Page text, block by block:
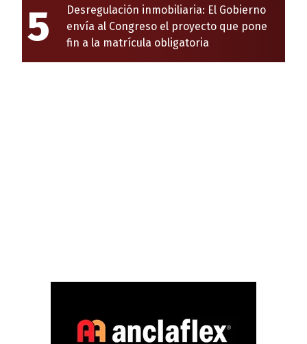
5
Desregulación inmobiliaria: El Gobierno
envía al Congreso el proyecto que pone
fin a la matrícula obligatoria